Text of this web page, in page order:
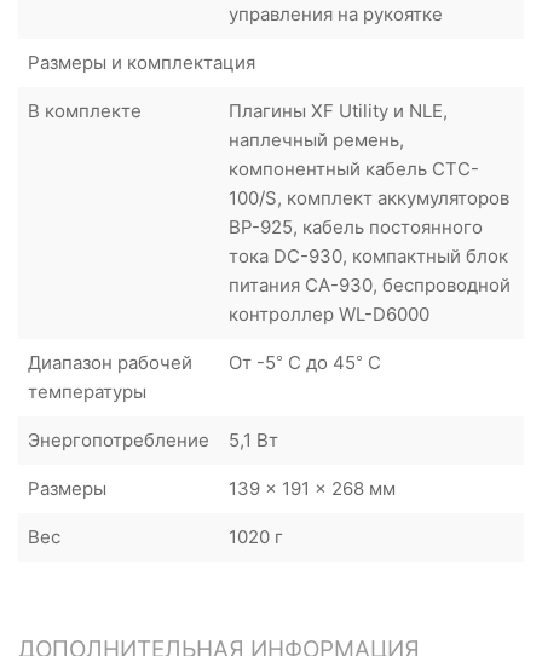
управления на рукоятке
Размеры и комплектация
В комплекте
Плагины XF Utility и NLE,
наплечный ремень,
компонентный кабель CTC-
100/S, комплект аккумуляторов
BP-925, кабель постоянного
тока DC-930, компактный блок
питания CA-930, беспроводной
контроллер WL-D6000
Диапазон рабочей
температуры
От -5° C до 45° C
Энергопотребление 5,1 Вт
Размеры 139 x 191 x 268 мм
Вес 1020 г
ДОПОЛНИТЕЛЬНАЯ ИНФОРМАЦИЯ